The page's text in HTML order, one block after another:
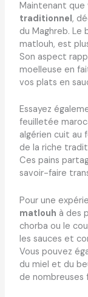
Maintenant que
traditionnel,
du Maghreb.
matlouh, est
Son aspect
moelleuse en
vos plats en
Essayez
feuilletée
algérien cuit au
de la riche
Ces pains
savoir-faire
Pour une
matlouh à des
chorba ou le
les sauces et
Vous pouvez
du miel et du
de nombreuses